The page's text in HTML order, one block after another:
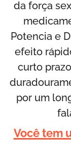
da força
Potencia e
efeito
curto
por um
Você tem